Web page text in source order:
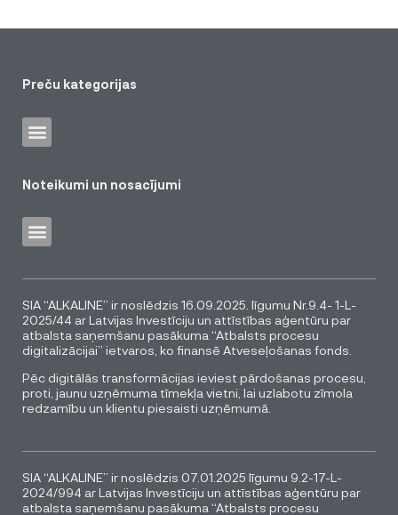
Preču kategorijas
Noteikumi un nosacījumi
SIA “ALKALINE” ir noslēdzis 16.09.2025. līgumu Nr.9.4- 1-L-
2025/44 ar Latvijas Investīciju un attīstības aģentūru par
atbalsta saņemšanu pasākuma “Atbalsts procesu
digitalizācijai” ietvaros, ko finansē Atveseļošanas fonds.
Pēc digitālās transformācijas ieviest pārdošanas procesu,
proti, jaunu uzņēmuma tīmekļa vietni, lai uzlabotu zīmola
redzamību un klientu piesaisti uzņēmumā.
SIA “ALKALINE” ir noslēdzis 07.01.2025 līgumu 9.2-17-L-
2024/994 ar Latvijas Investīciju un attīstības aģentūru par
atbalsta saņemšanu pasākuma “Atbalsts procesu